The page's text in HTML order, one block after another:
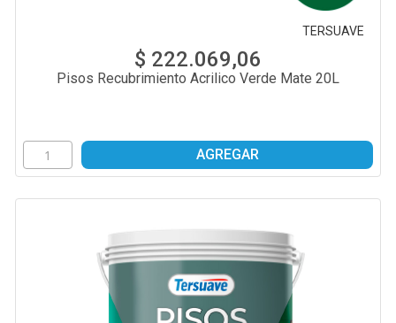
TERSUAVE
$ 222.069,06
Pisos Recubrimiento Acrilico Verde Mate 20L
AGREGAR